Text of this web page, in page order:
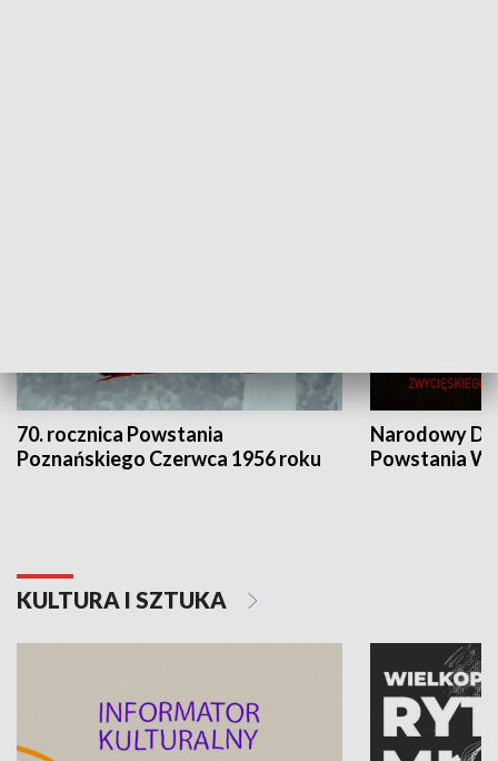
70. rocznica Powstania
Poznańskiego Czerwca 1956 roku
Narodowy
Powstania
KULTURA I SZTUKA